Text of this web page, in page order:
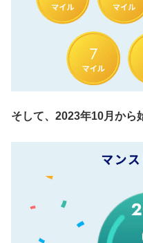
そして、2023年10月から